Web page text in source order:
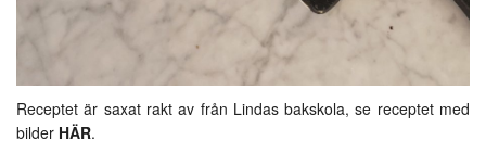
Receptet är saxat rakt av från Lindas bakskola, se receptet med
bilder HÄR.